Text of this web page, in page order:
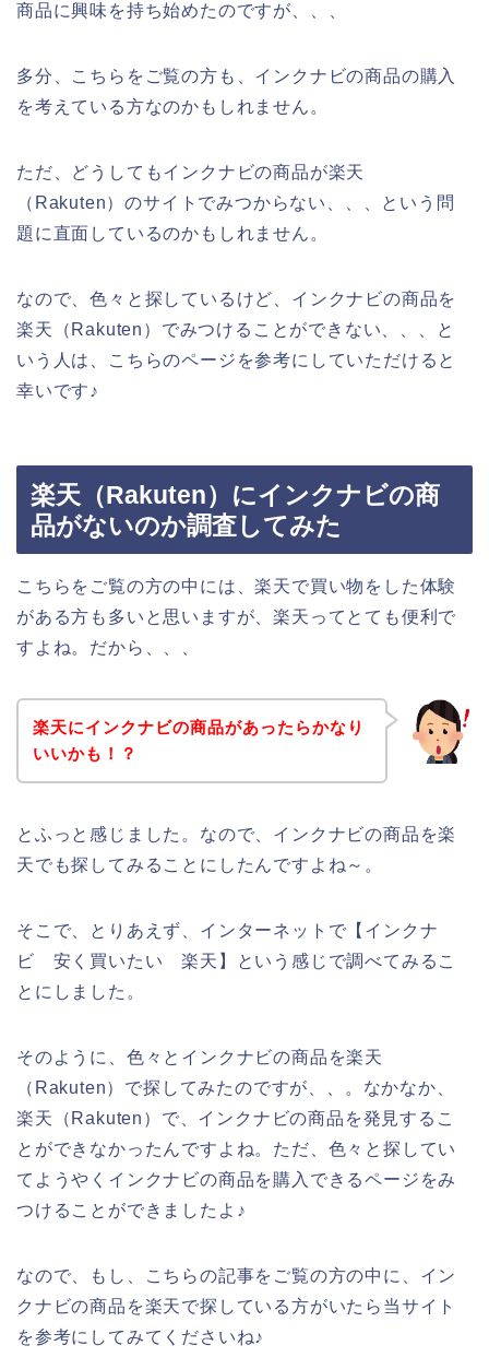
商品に興味を持ち始めたのですが、、、
多分、こちらをご覧の方も、インクナビの商品の購入
を考えている方なのかもしれません。
ただ、どうしてもインクナビの商品が楽天
（Rakuten）のサイトでみつからない、、、という問
題に直面しているのかもしれません。
なので、色々と探しているけど、インクナビの商品を
楽天（Rakuten）でみつけることができない、、、と
いう人は、こちらのページを参考にしていただけると
幸いです♪
楽天（Rakuten）にインクナビの商
品がないのか調査してみた
こちらをご覧の方の中には、楽天で買い物をした体験
がある方も多いと思いますが、楽天ってとても便利で
すよね。だから、、、
楽天にインクナビの商品があったらかなり
いいかも！？
とふっと感じました。なので、インクナビの商品を楽
天でも探してみることにしたんですよね～。
そこで、とりあえず、インターネットで【インクナ
ビ 安く買いたい 楽天】という感じで調べてみるこ
とにしました。
そのように、色々とインクナビの商品を楽天
（Rakuten）で探してみたのですが、、。なかなか、
楽天（Rakuten）で、インクナビの商品を発見するこ
とができなかったんですよね。ただ、色々と探してい
てようやくインクナビの商品を購入できるページをみ
つけることができましたよ♪
なので、もし、こちらの記事をご覧の方の中に、イン
クナビの商品を楽天で探している方がいたら当サイト
を参考にしてみてくださいね♪